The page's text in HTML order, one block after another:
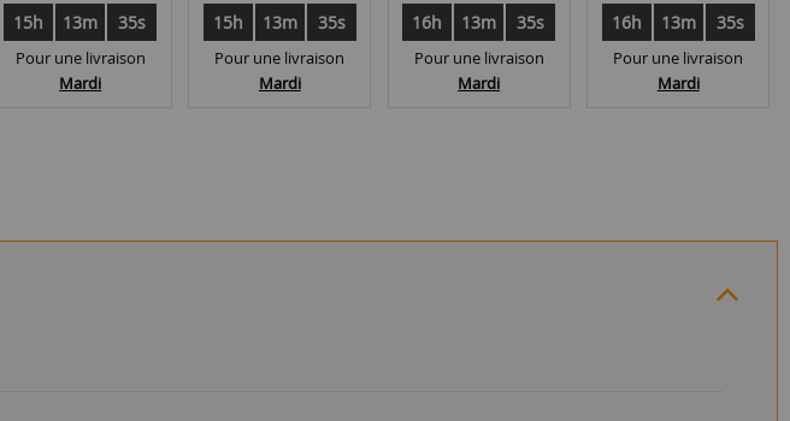
15h 13m 35s
Pour une livraison
Mardi
15h 13m 35s
Pour une livraison
Mardi
16h 13m 35s
Pour une livraison
Mardi
16h 13m 35s
Pour une livraison
Mardi